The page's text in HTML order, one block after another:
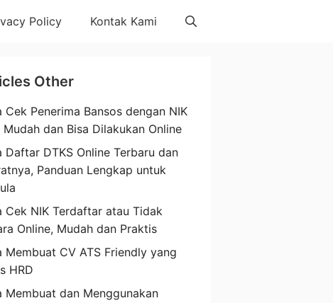
Policy Kontak Kami
Other
Cek Penerima Bansos dengan NIK
Mudah dan Bisa Dilakukan Online
Daftar DTKS Online Terbaru dan
Panduan Lengkap untuk
Cek NIK Terdaftar atau Tidak
Online, Mudah dan Praktis
Membuat CV ATS Friendly yang
HRD
Membuat dan Menggunakan